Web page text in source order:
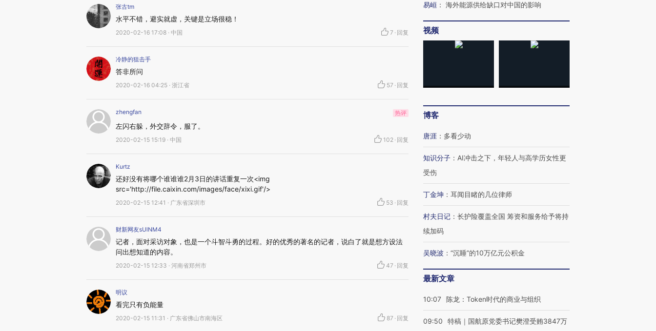
张古tm
水平不错，避实就虚，关键是立场很稳！
2020-02-16 17:08 · 中国 7 · 回复
冷静的狙击手
答非所问
2020-02-16 04:25 · 浙江省 57 · 回复
zhengfan 热评
左闪右躲，外交辞令，服了。
2020-02-15 15:19 · 中国 102 · 回复
Kurtz
还好没有将哪个谁谁谁2月3日的讲话重复一次<img
src='http://file.caixin.com/images/face/xixi.gif'/>
2020-02-15 12:41 · 广东省深圳市 53 · 回复
财新网友sUlNM4
记者，面对采访对象，也是一个斗智斗勇的过程。好的优秀的著名的记者，说白了就是想方设法
问出想知道的内容。
2020-02-15 12:33 · 河南省郑州市 47 · 回复
明议
看完只有负能量
2020-02-15 11:31 · 广东省佛山市南海区 87 · 回复
易峘 ： 海外能源供给缺口对中国的影响
视频
博客
唐涯 ： 多看少动
知识分子 ： AI冲击之下，年轻人与高学历女性更
受伤
丁金坤 ： 耳闻目睹的几位律师
村夫日记 ： 长护险覆盖全国 筹资和服务给予将持
续加码
吴晓波 ： “沉睡”的10万亿元公积金
最新文章
10:07 陈龙：Token时代的商业与组织
09:50
特稿｜国航原党委书记樊澄受贿3847万